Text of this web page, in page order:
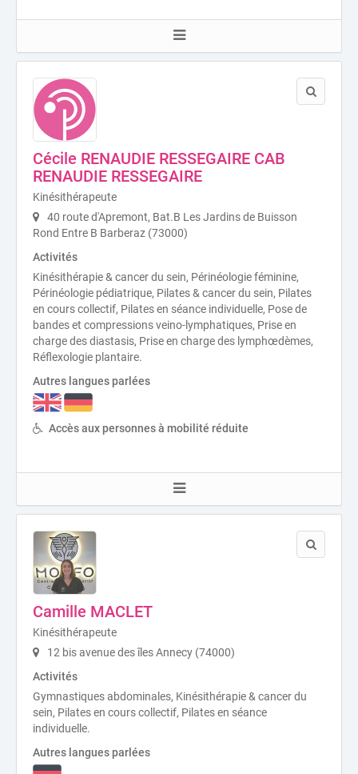
Cécile RENAUDIE RESSEGAIRE CAB
RENAUDIE RESSEGAIRE
Kinésithérapeute
40 route d'Apremont, Bat.B Les Jardins de Buisson
Rond Entre B Barberaz (73000)
Activités
Kinésithérapie & cancer du sein, Périnéologie féminine,
Périnéologie pédiatrique, Pilates & cancer du sein, Pilates
en cours collectif, Pilates en séance individuelle, Pose de
bandes et compressions veino-lymphatiques, Prise en
charge des diastasis, Prise en charge des lymphœdèmes,
Réflexologie plantaire.
Autres langues parlées
Accès aux personnes à mobilité réduite
Camille MACLET
Kinésithérapeute
12 bis avenue des îles Annecy (74000)
Activités
Gymnastiques abdominales, Kinésithérapie & cancer du
sein, Pilates en cours collectif, Pilates en séance
individuelle.
Autres langues parlées